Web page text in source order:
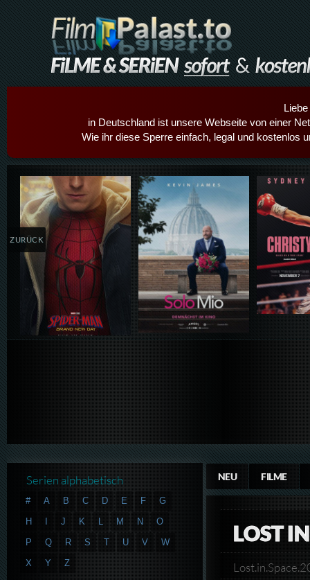
in Deutschland ist unsere Webseite von einer
Wie ihr diese Sperre einfach, legal und kostenlos
Details,Play Details,Play
ZURÜCK
NEU FILME
LOST
Serien alphabetisch
# A B C D E F
G
H
I J K L M N
O
P
Q R S T U V
W
X
Y Z